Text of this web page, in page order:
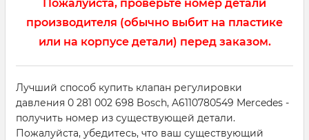
Пожалуйста, проверьте номер детали
производителя (обычно выбит на пластике
или на корпусе детали) перед заказом.
Лучший способ купить клапан регулировки
давления 0 281 002 698 Bosch, A6110780549 Mercedes -
получить номер из существующей детали.
Пожалуйста, убедитесь, что ваш существующий